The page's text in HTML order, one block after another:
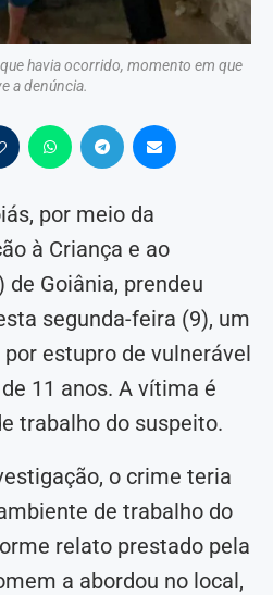
havia ocorrido, momento em que
a denúncia.
por meio da
à Criança e ao
de Goiânia, prendeu
segunda-feira (9), um
estupro de vulnerável
11 anos. A vítima é
trabalho do suspeito.
o crime teria
de trabalho do
relato prestado pela
a abordou no local,